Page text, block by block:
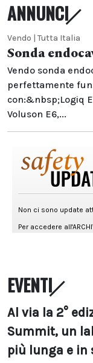
ANNUNCI
Vendo | Tutta Italia
Sonda
Vendo sonda
perfettamente
con:&nbsp;Logiq
Voluson E6,...
EVENTI
Al via la 2°
Summit, un
più lunga e in